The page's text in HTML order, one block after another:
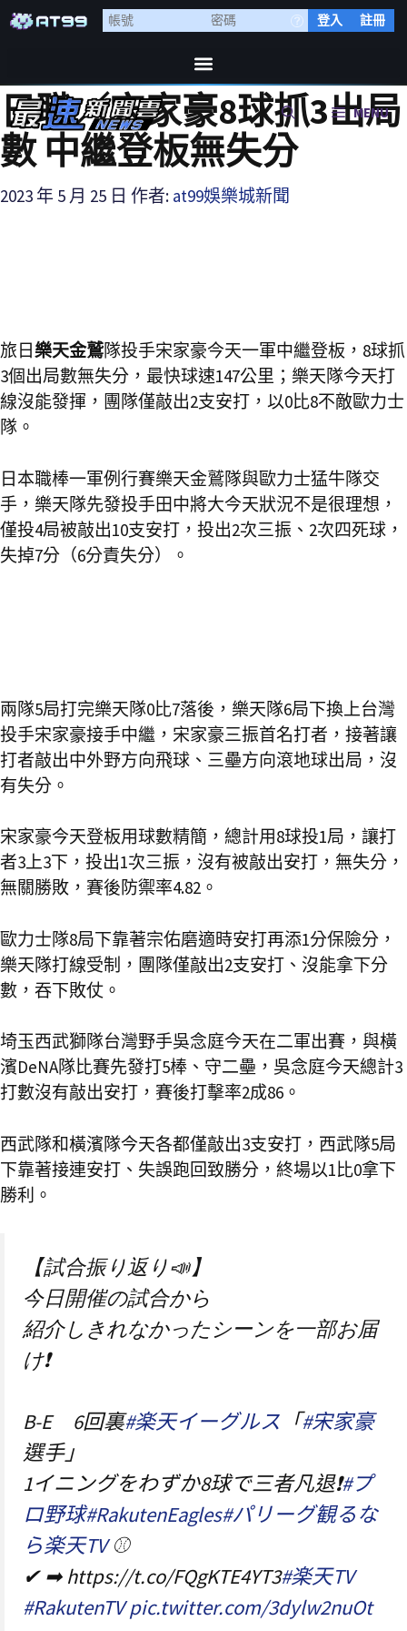
登入 註冊
MENU
日職／宋家豪8球抓3出局
數 中繼登板無失分
2023 年 5 月 25 日 作者: at99娛樂城新聞
旅日樂天金鷲隊投手宋家豪今天一軍中繼登板，8球抓
3個出局數無失分，最快球速147公里；樂天隊今天打
線沒能發揮，團隊僅敲出2支安打，以0比8不敵歐力士
隊。
日本職棒一軍例行賽樂天金鷲隊與歐力士猛牛隊交
手，樂天隊先發投手田中將大今天狀況不是很理想，
僅投4局被敲出10支安打，投出2次三振、2次四死球，
失掉7分（6分責失分）。
兩隊5局打完樂天隊0比7落後，樂天隊6局下換上台灣
投手宋家豪接手中繼，宋家豪三振首名打者，接著讓
打者敲出中外野方向飛球、三壘方向滾地球出局，沒
有失分。
宋家豪今天登板用球數精簡，總計用8球投1局，讓打
者3上3下，投出1次三振，沒有被敲出安打，無失分，
無關勝敗，賽後防禦率4.82。
歐力士隊8局下靠著宗佑磨適時安打再添1分保險分，
樂天隊打線受制，團隊僅敲出2支安打、沒能拿下分
數，吞下敗仗。
埼玉西武獅隊台灣野手吳念庭今天在二軍出賽，與橫
濱DeNA隊比賽先發打5棒、守二壘，吳念庭今天總計3
打數沒有敲出安打，賽後打擊率2成86。
西武隊和橫濱隊今天各都僅敲出3支安打，西武隊5局
下靠著接連安打、失誤跑回致勝分，終場以1比0拿下
勝利。
【試合振り返り📣】
今日開催の試合から
紹介しきれなかったシーンを一部お届
け❗️
B-E 6回裏#楽天イーグルス 「#宋家豪
選手」
1イニングをわずか8球で三者凡退❗️#プ
ロ野球#RakutenEagles#パリーグ観るな
ら楽天TV⚾
✔ ➡ https://t.co/FQgKTE4YT3#楽天TV
#RakutenTV pic.twitter.com/3dylw2nuOt